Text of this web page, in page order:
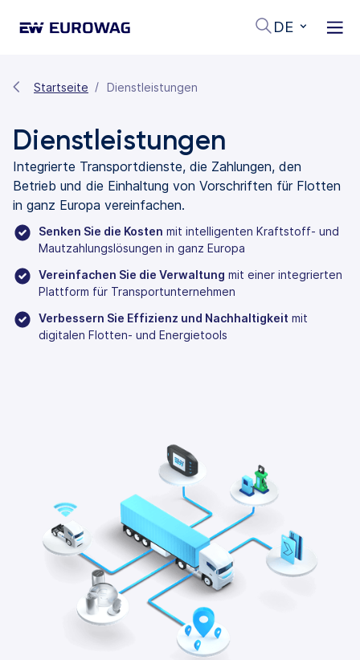
DE
Startseite Dienstleistungen
Dienstleistungen
Integrierte Transportdienste, die Zahlungen, den
Betrieb und die Einhaltung von Vorschriften für Flotten
in ganz Europa vereinfachen.
Senken Sie die Kosten mit intelligenten Kraftstoff- und
Mautzahlungslösungen in ganz Europa
Vereinfachen Sie die Verwaltung mit einer integrierten
Plattform für Transportunternehmen
Verbessern Sie Effizienz und Nachhaltigkeit mit
digitalen Flotten- und Energietools